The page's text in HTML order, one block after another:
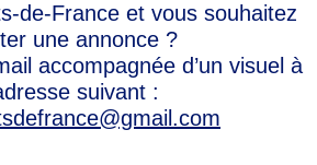
de-France et vous souhaitez
une annonce ?
accompagnée d’un visuel à
suivant :